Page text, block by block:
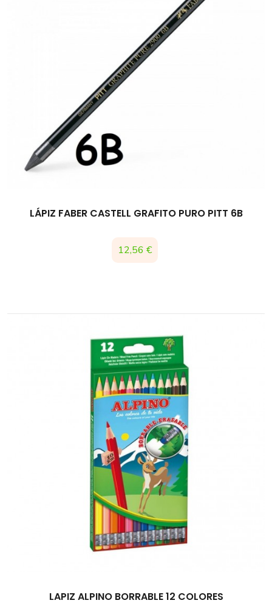
LÁPIZ FABER CASTELL GRAFITO PURO PITT 6B
Precio
12,56 €
LAPIZ ALPINO BORRABLE 12 COLORES